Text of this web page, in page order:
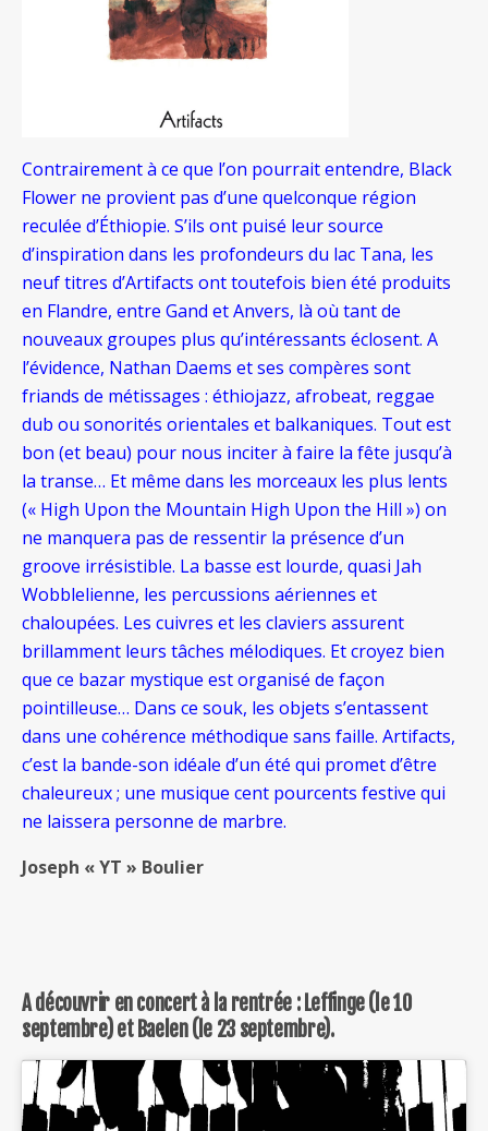
Contrairement à ce que l’on pourrait entendre, Black
Flower ne provient pas d’une quelconque région
reculée d’Éthiopie. S’ils ont puisé leur source
d’inspiration dans les profondeurs du lac Tana, les
neuf titres d’Artifacts ont toutefois bien été produits
en Flandre, entre Gand et Anvers, là où tant de
nouveaux groupes plus qu’intéressants éclosent. A
l’évidence, Nathan Daems et ses compères sont
friands de métissages : éthiojazz, afrobeat, reggae
dub ou sonorités orientales et balkaniques. Tout est
bon (et beau) pour nous inciter à faire la fête jusqu’à
la transe… Et même dans les morceaux les plus lents
(« High Upon the Mountain High Upon the Hill ») on
ne manquera pas de ressentir la présence d’un
groove irrésistible. La basse est lourde, quasi Jah
Wobblelienne, les percussions aériennes et
chaloupées. Les cuivres et les claviers assurent
brillamment leurs tâches mélodiques. Et croyez bien
que ce bazar mystique est organisé de façon
pointilleuse… Dans ce souk, les objets s’entassent
dans une cohérence méthodique sans faille. Artifacts,
c’est la bande-son idéale d’un été qui promet d’être
chaleureux ; une musique cent pourcents festive qui
ne laissera personne de marbre.
Joseph « YT » Boulier
A découvrir en concert à la rentrée : Leffinge (le 10
septembre) et Baelen (le 23 septembre).